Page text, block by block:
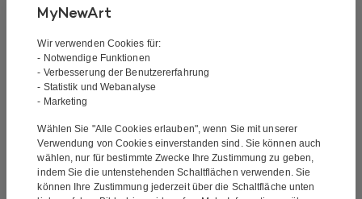
Die Lieferung ist kostenlos und das Gemälde wird an
eine E-Mail mit einer Sendungsverfolgungsnummer.
handelt sich nicht um einen Druck oder ähnliches,
sondern ist handgemalt. Bei der Ölmalerei handelt es
sich um die klassische Form der Malerei. Ölgemälde
zeichnen sich durch ihre gute Farbtiefe aus.
MyNewArt
Wir verwenden Cookies für:
- Notwendige Funktionen
- Verbesserung der Benutzererfahrung
- Statistik und Webanalyse
- Marketing
Wählen Sie "Alle Cookies erlauben", wenn Sie mit unserer
Verwendung von Cookies einverstanden sind. Sie können auch
wählen, nur für bestimmte Zwecke Ihre Zustimmung zu geben,
indem Sie die untenstehenden Schaltflächen verwenden. Sie
können Ihre Zustimmung jederzeit über die Schaltfläche unten